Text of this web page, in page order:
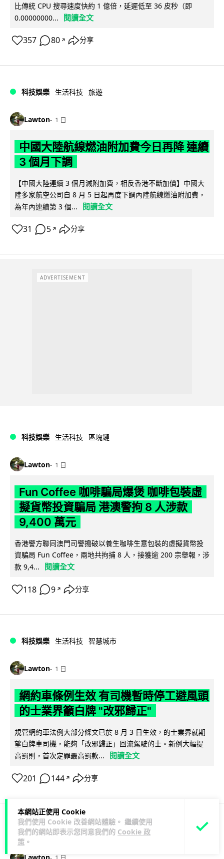
本網站正使用 Cookie
我們使用 Cookie 改善網站體驗。 繼續使用
我們的網站即表示您同意我們的 Cookie 政
策 。
比傳統 CPU 搜尋速度快約 1 億倍，延遲低至 36 皮秒（即
0.00000000...
閱讀全文
357 80 ↗ 分享
科技娛樂 生活科技 旅遊
Lawton 1 日
中國大陸航線燃油附加費今日再降 連續
3 個月下調
【中國大陸連續 3 個月減附加費，相反香港不斷加價】中國大
陸多家航空公司自 8 月 5 日起再度下調內陸航線燃油附加費，
為年內連續第 3 個...
閱讀全文
31 5 ↗ 分享
ADVERTISEMENT
科技娛樂 生活科技 區塊鏈
Lawton 1 日
Fun Coffee 咖啡騙局爆煲 咖啡包裝虛
擬貨幣投資騙局 港澳警拘 8 人涉款
9,400 萬元
香港警方聯同澳門司警搗破以養生咖啡生意包裝的虛擬貨幣投
資騙局 Fun Coffee，兩地共拘捕 8 人，接獲逾 200 宗舉報，涉
款 9,4...
閱讀全文
118 9 ↗ 分享
科技娛樂 生活科技 智慧城市
Lawton 1 日
網約車條例生效 有司機暫時停工避風頭
的士業界籲白牌 "改邪歸正"
規管網約車法例大部分條文已於 8 月 3 日生效，的士業界就期
望白牌車司機，能夠「改邪歸正」回流駕駛的士。新例大幅提
高罰則，首次定罪最高罰款...
閱讀全文
201 144 ↗ 分享
人工智能